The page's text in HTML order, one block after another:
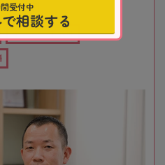
談無料
オンライン相談可
受付中
相談する